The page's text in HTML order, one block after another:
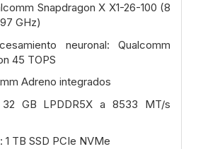
Snapdragon X X1-26-100 (8
GHz)
neuronal: Qualcomm
45 TOPS
Adreno integrados
32 GB LPDDR5X a 8533 MT/s
TB SSD PCIe NVMe